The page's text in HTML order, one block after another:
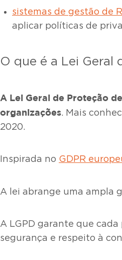
sistemas de gestão de
aplicar políticas de
O que é a Lei Geral
A Lei Geral de Proteção
organizações. Mais
2020.
Inspirada no GDPR
A lei abrange uma ampla
A LGPD garante que
segurança e respeito à